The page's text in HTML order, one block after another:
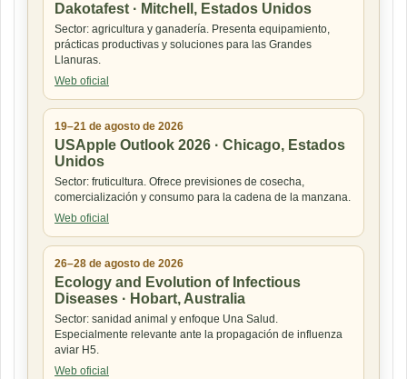
Dakotafest · Mitchell, Estados Unidos
Sector: agricultura y ganadería. Presenta equipamiento,
prácticas productivas y soluciones para las Grandes
Llanuras.
Web oficial
19–21 de agosto de 2026
USApple Outlook 2026 · Chicago, Estados
Unidos
Sector: fruticultura. Ofrece previsiones de cosecha,
comercialización y consumo para la cadena de la manzana.
Web oficial
26–28 de agosto de 2026
Ecology and Evolution of Infectious
Diseases · Hobart, Australia
Sector: sanidad animal y enfoque Una Salud.
Especialmente relevante ante la propagación de influenza
aviar H5.
Web oficial